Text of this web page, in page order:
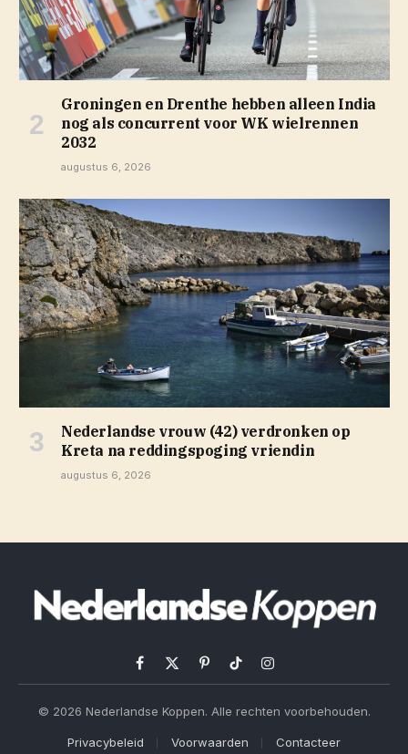
Groningen en Drenthe hebben alleen India
nog als concurrent voor WK wielrennen
2032
augustus 6, 2026
Nederlandse vrouw (42) verdronken op
Kreta na reddingspoging vriendin
augustus 6, 2026
Facebook
X
PinterestTikTokInstagram
© 2026 Nederlandse Koppen. Alle rechten voorbehouden.
Privacybeleid Voorwaarden Contacteer